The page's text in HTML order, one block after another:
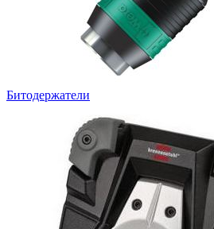
Битодержатели